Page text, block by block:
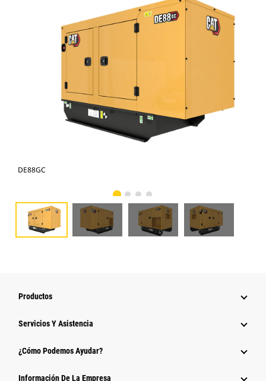
DE88GC
Productos
Servicios Y Asistencia
¿Cómo Podemos Ayudar?
Información De La Empresa